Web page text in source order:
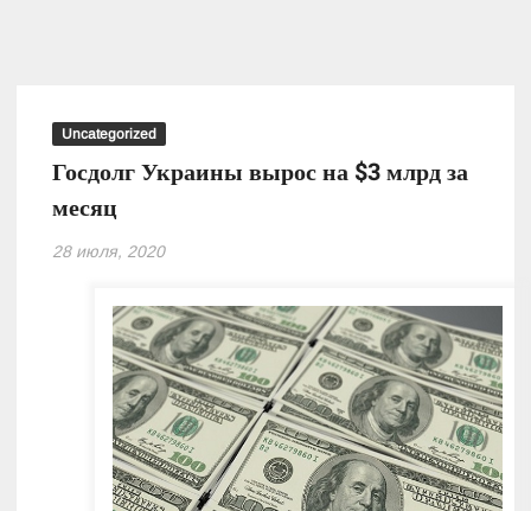
Uncategorized
Госдолг Украины вырос на $3 млрд за
месяц
28 июля, 2020